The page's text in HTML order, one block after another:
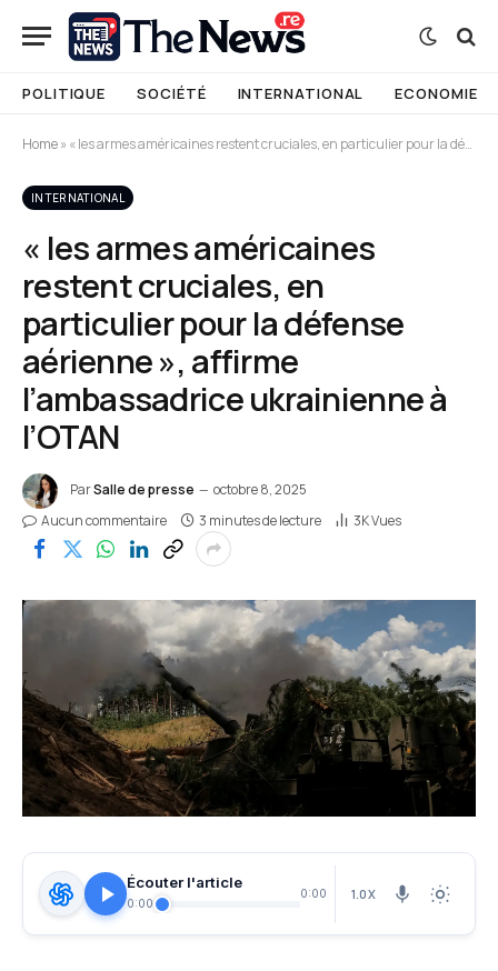
POLITIQUE SOCIÉTÉ INTERNATIONAL ECONOMIE
Home»« les armes américaines restent cruciales, en particulier pour la défense aérienne », affirme l’ambassadrice ukrainienne à l’OTAN
INTERNATIONAL
« les armes américaines
restent cruciales, en
particulier pour la défense
aérienne », affirme
l’ambassadrice ukrainienne à
l’OTAN
ParSalle de presse
octobre 8, 2025
Aucun commentaire
3 minutes de lecture 3KVues
Écouter l'article
0:00
0:00 1.0X